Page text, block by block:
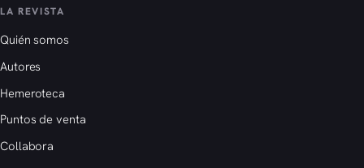
LA REVISTA
Quién somos
Autores
Hemeroteca
Puntos de venta
Collabora